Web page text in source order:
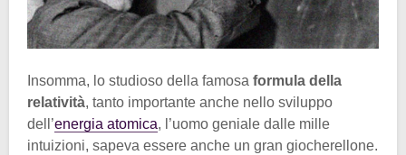
Insomma, lo studioso della famosa formula della
relatività, tanto importante anche nello sviluppo
dell’energia atomica, l’uomo geniale dalle mille
intuizioni, sapeva essere anche un gran giocherellone.